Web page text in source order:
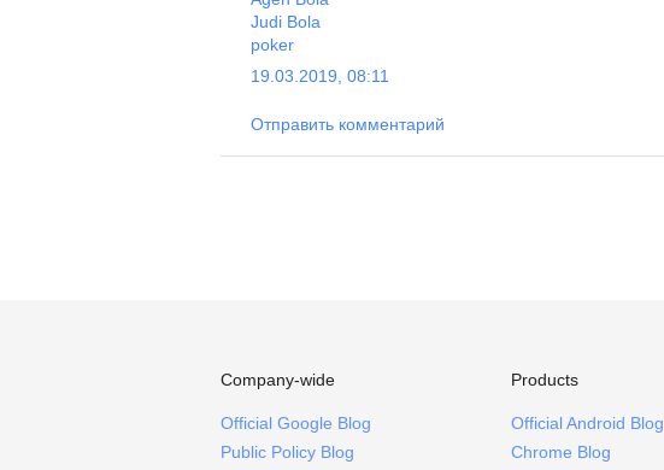
Judi Bola
poker
19.03.2019, 08:11
Отправить комментарий
Company-wide
Official Google Blog
Public Policy Blog
Products
Official Android Blog
Chrome Blog